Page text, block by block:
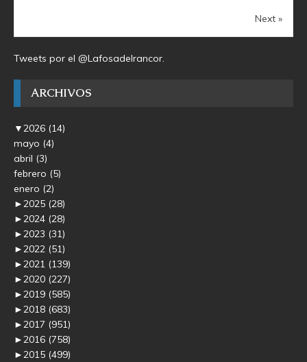
Next »
Tweets por el @Lafosadelrancor.
ARCHIVOS
▼2026 (14)
mayo (4)
abril (3)
febrero (5)
enero (2)
►2025 (28)
►2024 (28)
►2023 (31)
►2022 (51)
►2021 (139)
►2020 (227)
►2019 (585)
►2018 (683)
►2017 (951)
►2016 (758)
►2015 (499)